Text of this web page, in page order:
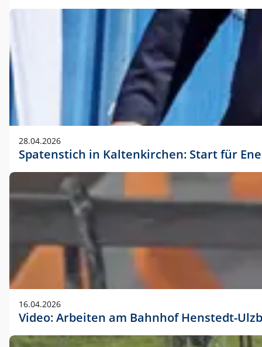
28.04.2026
Spatenstich in Kaltenkirchen: Start für
16.04.2026
Video: Arbeiten am Bahnhof Henstedt-